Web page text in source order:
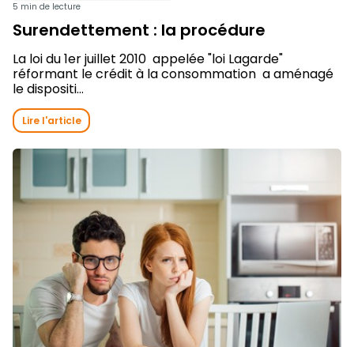
5 min de lecture
Surendettement : la procédure
La loi du 1er juillet 2010 appelée "loi Lagarde"
réformant le crédit à la consommation a aménagé
le dispositi...
Lire l'article